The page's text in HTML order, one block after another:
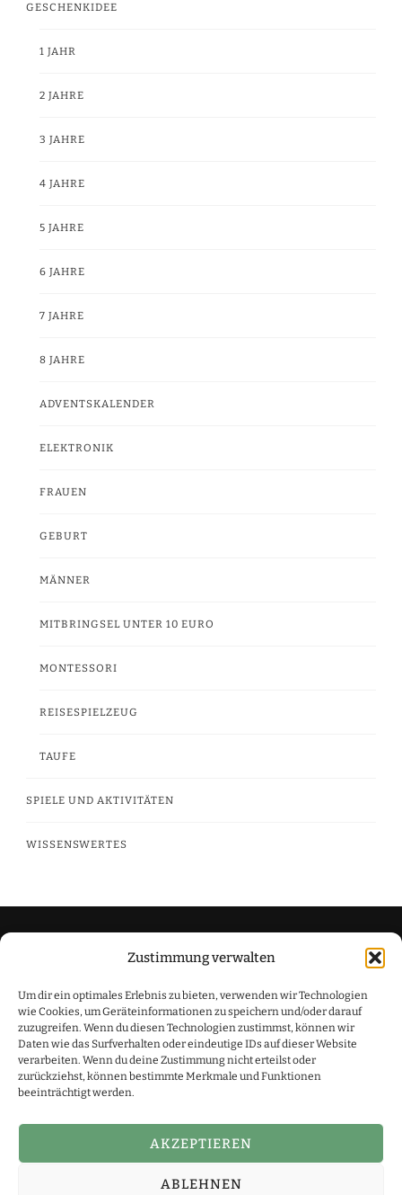
Zustimmung verwalten
Um dir ein optimales Erlebnis zu bieten, verwenden wir Technologien
wie Cookies, um Geräteinformationen zu speichern und/oder darauf
zuzugreifen. Wenn du diesen Technologien zustimmst, können wir
Daten wie das Surfverhalten oder eindeutige IDs auf dieser Website
verarbeiten. Wenn du deine Zustimmung nicht erteilst oder
zurückziehst, können bestimmte Merkmale und Funktionen
beeinträchtigt werden.
AKZEPTIEREN
ABLEHNEN
GESCHENKIDEE
1 JAHR
2 JAHRE
3 JAHRE
4 JAHRE
5 JAHRE
6 JAHRE
7 JAHRE
8 JAHRE
ADVENTSKALENDER
ELEKTRONIK
FRAUEN
GEBURT
MÄNNER
MITBRINGSEL UNTER 10 EURO
MONTESSORI
REISESPIELZEUG
TAUFE
SPIELE UND AKTIVITÄTEN
WISSENSWERTES
Impressum
Simone Schmidt ist Teilnehmer des Amazon-
Webseiten konzipiert wurde, mittels dessen durch die
Platzierung von Partner-Links zu Amazon.de Entgelte verdient
werden können. Copyright Simone Schmidt